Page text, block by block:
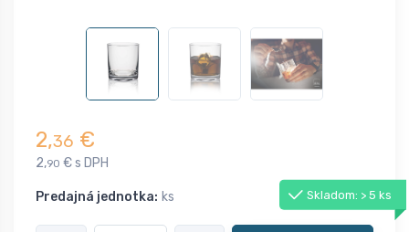
2,36 €
2,90 € s DPH
Predajná jednotka: ks Skladom: > 5 ks